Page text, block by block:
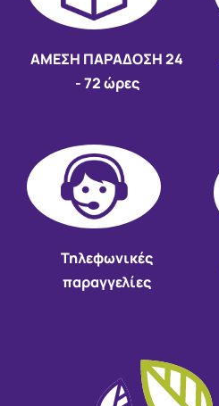
AMEΣΗ ΠΑΡΑΔΟΣΗ24
- 72 ώρες
Τηλεφωνικές
παραγγελίες